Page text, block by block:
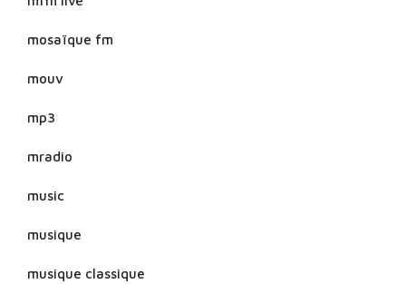
mosaïque fm
mouv
mp3
mradio
music
musique
musique classique